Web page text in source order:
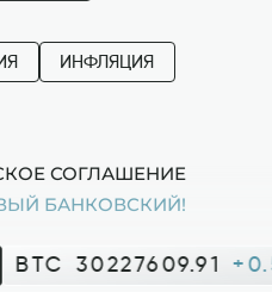
ИНФЛЯЦИЯ
СОГЛАШЕНИЕ
БАНКОВСКИЙ!
BTC 30227609.91